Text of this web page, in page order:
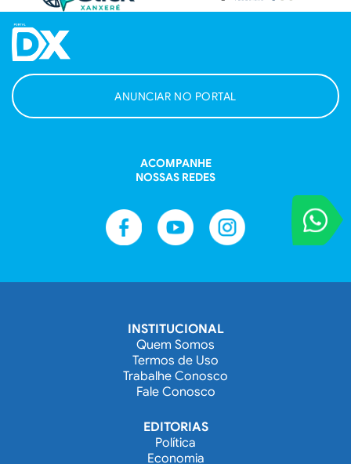
VOCÊ
Entre em
ANUNCIAR NO PORTAL
ACOMPANHE
NOSSAS REDES
INSTITUCIONAL
Quem Somos
Termos de Uso
Trabalhe Conosco
Fale Conosco
EDITORIAS
Política
Economia